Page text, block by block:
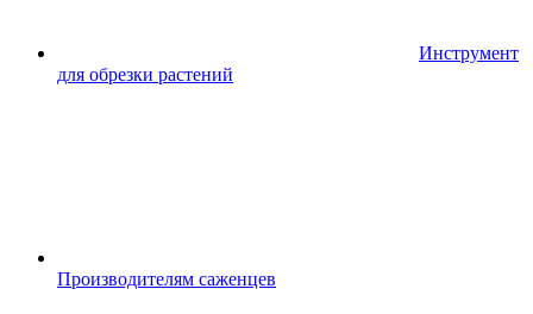
Инструмент
для обрезки растений
Производителям саженцев